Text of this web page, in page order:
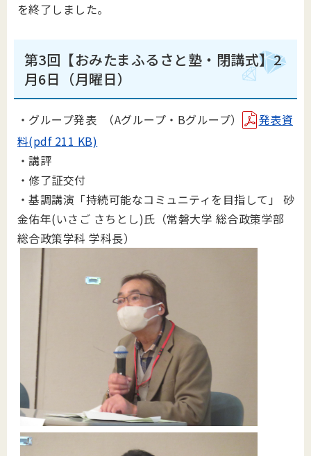
を終了しました。
第3回【おみたまふるさと塾・閉講式】2
月6日（月曜日）
・グループ発表 （Aグループ・Bグループ）
発表資
料(pdf 211 KB)
・講評
・修了証交付
・基調講演「持続可能なコミュニティを目指して」 砂
金佑年(いさご さちとし)氏（常磐大学 総合政策学部
総合政策学科 学科長）